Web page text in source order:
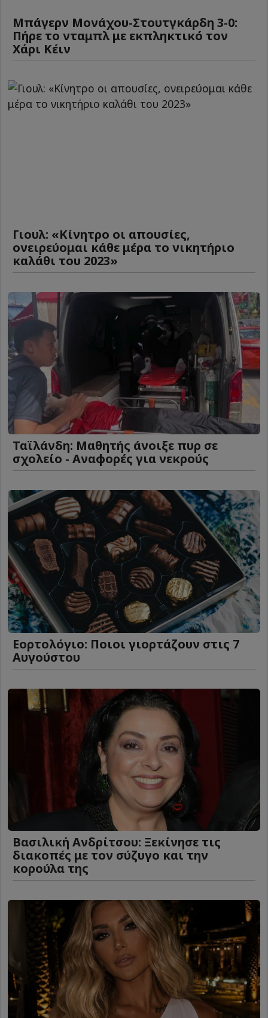
Μπάγερν Μονάχου-Στουτγκάρδη 3-0:
Πήρε το νταμπλ με εκπληκτικό τον
Χάρι Κέιν
Γιουλ: «Κίνητρο οι απουσίες,
ονειρεύομαι κάθε μέρα το νικητήριο
καλάθι του 2023»
Ταϊλάνδη: Μαθητής άνοιξε πυρ σε
σχολείο - Αναφορές για νεκρούς
Εορτολόγιο: Ποιοι γιορτάζουν στις 7
Αυγούστου
Βασιλική Ανδρίτσου: Ξεκίνησε τις
διακοπές με τον σύζυγο και την
κορούλα της